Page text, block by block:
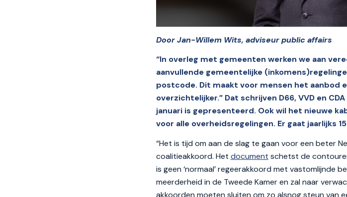
Door Jan-Willem Wits, adviseur public affairs
“In overleg met gemeenten werken we aan
aanvullende gemeentelijke
postcode. Dit maakt voor mensen het aanbod
overzichtelijker.” Dat schrijven D66, VVD en
januari is gepresenteerd. Ook wil het nieuwe
voor alle overheidsregelingen. Er gaat jaarlijks
“Het is tijd om aan de slag te gaan voor een beter
coalitieakkoord. Het document schetst de
is geen ‘normaal’ regeerakkoord met vastomlijnde
meerderheid in de Tweede Kamer en zal naar
akkoorden moeten sluiten om zo alsnog steun van